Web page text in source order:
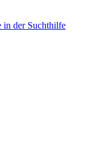
in der Suchthilfe